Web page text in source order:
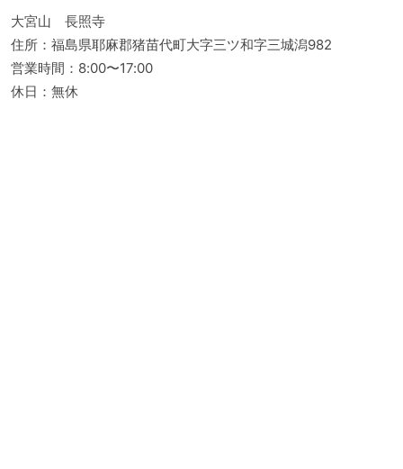
大宮山 長照寺
住所：福島県耶麻郡猪苗代町大字三ツ和字三城潟982
営業時間：8:00〜17:00
休日：無休